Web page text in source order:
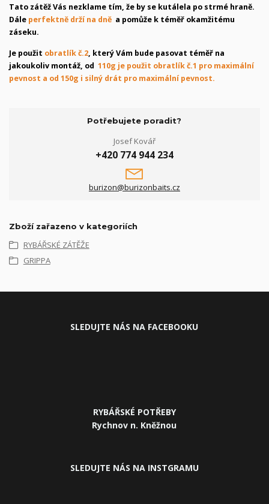
Tato zátěž Vás nezklame tím, že by se kutálela po strmé hraně.
Dále perfektně drží na dně a pomůže k téměř okamžitému
záseku.
Je použit obratlík č.2, který Vám bude pasovat téměř na
jakoukoliv montáž, od 110g je použit obratlík č.1 pro maximální
pevnost a od 150g i silný drát pro maximální pevnost.
Potřebujete poradit?
Josef Kovář
+420 774 944 234
burizon@burizonbaits.cz
Zboží zařazeno v kategoriích
RYBÁŘSKÉ ZÁTĚŽE
GRIPPA
SLEDUJTE NÁS NA FACEBOOKU
RYBÁŘSKÉ POTŘEBY
Rychnov n. Kněžnou
SLEDUJTE NÁS NA INSTGRAMU